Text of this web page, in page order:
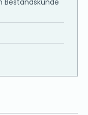
Bestandskunde